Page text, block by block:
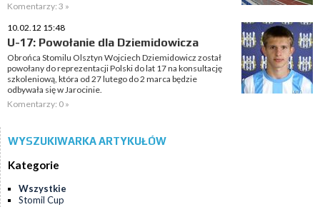
Komentarzy: 3 »
10.02.12 15:48
U-17: Powołanie dla Dziemidowicza
Obrońca Stomilu Olsztyn Wojciech Dziemidowicz został
powołany do reprezentacji Polski do lat 17 na konsultację
szkoleniową, która od 27 lutego do 2 marca będzie
odbywała się w Jarocinie.
Komentarzy: 0 »
WYSZUKIWARKA ARTYKUŁÓW
Kategorie
Wszystkie
Stomil Cup